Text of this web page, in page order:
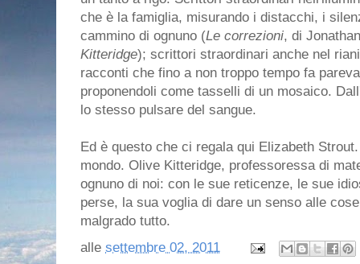
che è la famiglia, misurando i distacchi, i
cammino di ognuno (Le correzioni, di
Kitteridge); scrittori straordinari anche nel
racconti che fino a non troppo tempo fa
proponendoli come tasselli di un mosaico.
lo stesso pulsare del sangue.
Ed è questo che ci regala qui Elizabeth
mondo. Olive Kitteridge, professoressa di
ognuno di noi: con le sue reticenze, le sue
perse, la sua voglia di dare un senso alle
malgrado tutto.
alle settembre 02, 2011